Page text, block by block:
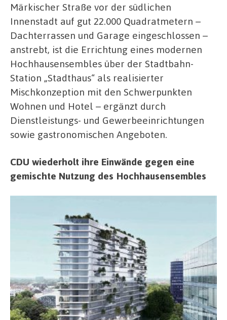
Märkischer Straße vor der südlichen
Innenstadt auf gut 22.000 Quadratmetern –
Dachterrassen und Garage eingeschlossen –
anstrebt, ist die Errichtung eines modernen
Hochhausensembles über der Stadtbahn-
Station „Stadthaus“ als realisierter
Mischkonzeption mit den Schwerpunkten
Wohnen und Hotel – ergänzt durch
Dienstleistungs- und Gewerbeeinrichtungen
sowie gastronomischen Angeboten.
CDU wiederholt ihre Einwände gegen eine
gemischte Nutzung des Hochhausensembles